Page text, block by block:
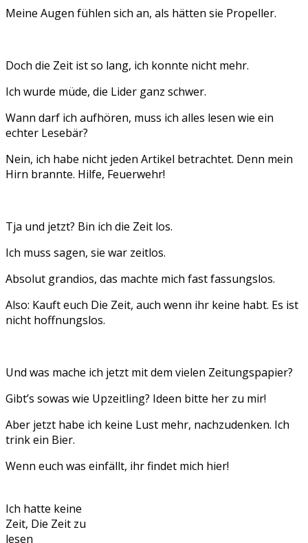
Meine Augen fühlen sich an, als hätten sie Propeller.
Doch die Zeit ist so lang, ich konnte nicht mehr.
Ich wurde müde, die Lider ganz schwer.
Wann darf ich aufhören, muss ich alles lesen wie ein
echter Lesebär?
Nein, ich habe nicht jeden Artikel betrachtet. Denn mein
Hirn brannte. Hilfe, Feuerwehr!
Tja und jetzt? Bin ich die Zeit los.
Ich muss sagen, sie war zeitlos.
Absolut grandios, das machte mich fast fassungslos.
Also: Kauft euch Die Zeit, auch wenn ihr keine habt. Es ist
nicht hoffnungslos.
Und was mache ich jetzt mit dem vielen Zeitungspapier?
Gibt’s sowas wie Upzeitling? Ideen bitte her zu mir!
Aber jetzt habe ich keine Lust mehr, nachzudenken. Ich
trink ein Bier.
Wenn euch was einfällt, ihr findet mich hier!
Ich hatte keine
Zeit, Die Zeit zu
lesen